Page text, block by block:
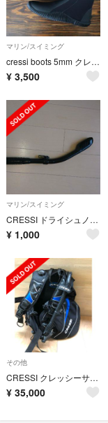
マリン/スイミング
cressi boots 5mm クレッシー マリンブーツ
¥ 3,500
マリン/スイミング
CRESSI ドライシュノーケル
¥ 1,000
その他
CRESSI クレッシーサブ BC トラベルライト ブルー M
¥ 35,000